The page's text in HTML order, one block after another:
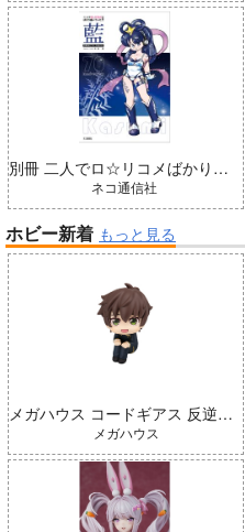
別冊 二人でロ☆リコメばかり描いていた 藍（五藤加純イラストCollection）
ネコ通信社
ホビー新着 もっと見る
メガハウス コードギアス 反逆のルルーシュ るかっぷ 枢木スザク 完成品
メガハウス